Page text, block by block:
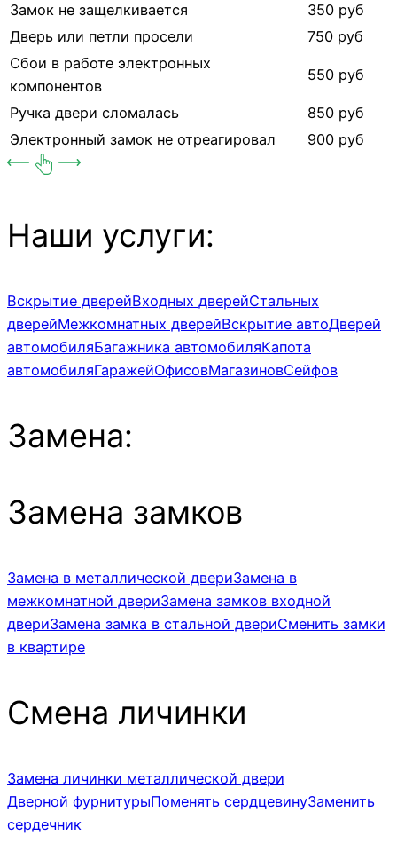
Замок не защелкивается
350 руб
Дверь или петли просели
750 руб
Сбои в работе электронных
компонентов
550 руб
Ручка двери сломалась
850 руб
Электронный замок не отреагировал
900 руб
Наши услуги:
Вскрытие дверейВходных дверейСтальных
дверейМежкомнатных дверейВскрытие автоДверей
автомобиляБагажника автомобиляКапота
автомобиляГаражейОфисовМагазиновСейфов
Замена:
Замена замков
Замена в металлической двериЗамена в
межкомнатной двериЗамена замков входной
двериЗамена замка в стальной двериСменить замки
в квартире
Смена личинки
Замена личинки металлической двери
Дверной фурнитурыПоменять сердцевинуЗаменить
сердечник